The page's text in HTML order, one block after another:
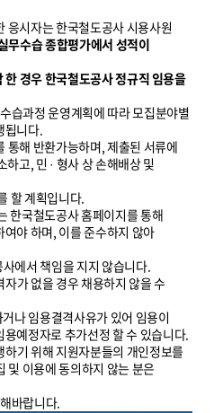
응시자는 한국철도공사 시용사원
무수습 종합평가에서 성적이
경우 한국철도공사 정규직 임용을
습과정 운영계획에 따라 모집분야별
됩니다.
통해 반환가능하며, 제출된 서류에
고, 민 · 형사 상 손해배상 및
할 계획입니다.
한국철도공사 홈페이지를 통해
야 하며, 이를 준수하지 않아
에서 책임을 지지 않습니다.
가 없을 경우 채용하지 않을 수
나 임용결격사유가 있어 임용이
예정자로 추가선정 할 수 있습니다.
기 위해 지원자분들의 개인정보를
및 이용에 동의하지 않는 분은
바랍니다.